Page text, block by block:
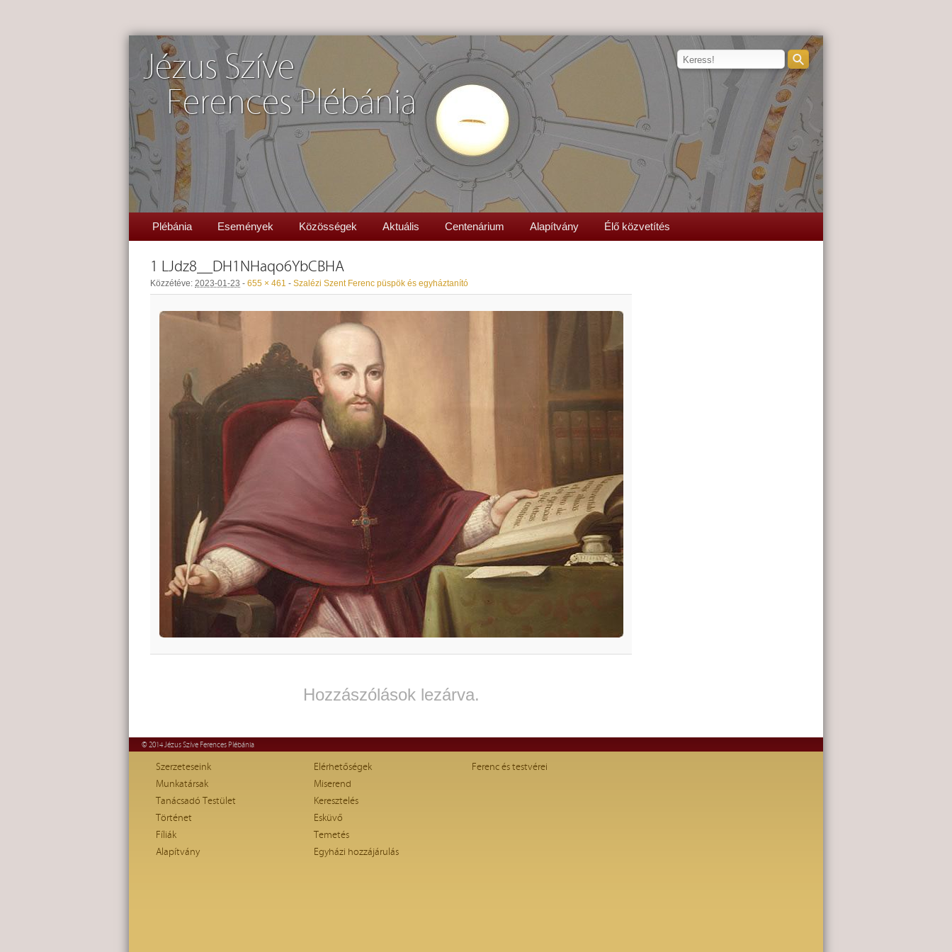
Jézus Szíve
Ferences Plébánia
Plébánia Események Közösségek Aktuális Centenárium Alapítvány Élő közvetítés
1 LJdz8__DH1NHaqo6YbCBHA
Közzétéve: 2023-01-23 - 655 × 461 - Szalézi Szent Ferenc püspök és egyháztanító
Hozzászólások lezárva.
© 2014 Jézus Szíve Ferences Plébánia
Szerzeteseink
Munkatársak
Tanácsadó Testület
Történet
Fíliák
Alapítvány
Elérhetőségek
Miserend
Keresztelés
Esküvő
Temetés
Egyházi hozzájárulás
Ferenc és testvérei